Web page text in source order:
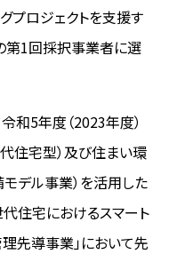
プロジェクトを支援す
第1回採択事業者に選
和5年度（2023年度）
住宅型）及び住まい環
デル事業）を活用した
代住宅におけるスマート
先導事業」において先